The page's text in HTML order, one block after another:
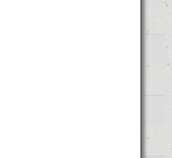
及びその周辺地区